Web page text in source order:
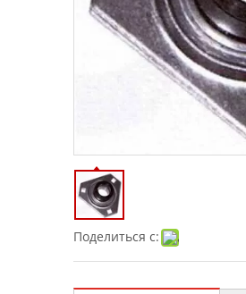
Поделиться с: